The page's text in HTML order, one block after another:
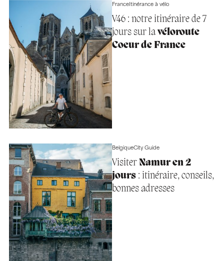
FranceItinérance à vélo
V46 : notre itinéraire de 7
jours sur lavéloroute
Coeur de France
BelgiqueCity Guide
Visiter Namur en 2
jours: itinéraire, conseils,
bonnes adresses